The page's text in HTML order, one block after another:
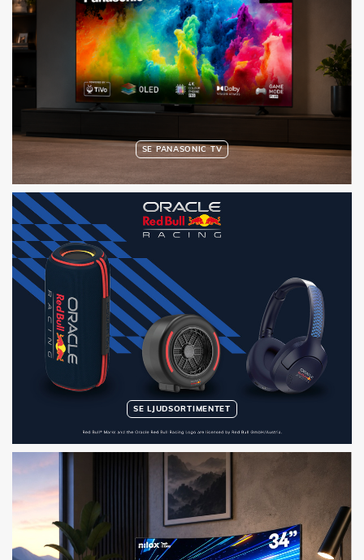
SE PANASONIC TV
SE LJUDSORTIMENTET